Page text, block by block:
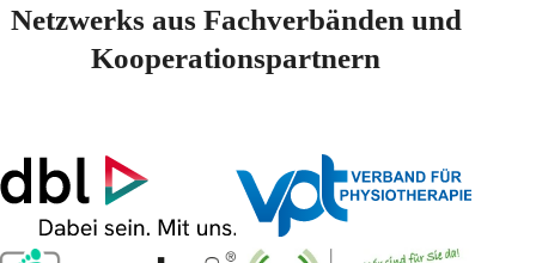
Netzwerks aus Fachverbänden und
Kooperationspartnern